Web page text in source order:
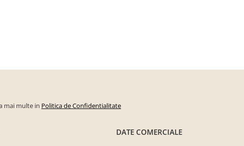
mai multe in Politica de Confidentialitate
DATE COMERCIALE